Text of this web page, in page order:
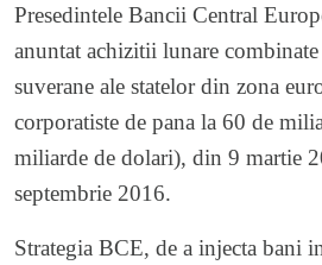
Presedintele Bancii Central
anuntat achizitii lunare
suverane ale statelor din zona
corporatiste de pana la 60 de
miliarde de dolari), din 9 martie
septembrie 2016.
Strategia BCE, de a injecta bani